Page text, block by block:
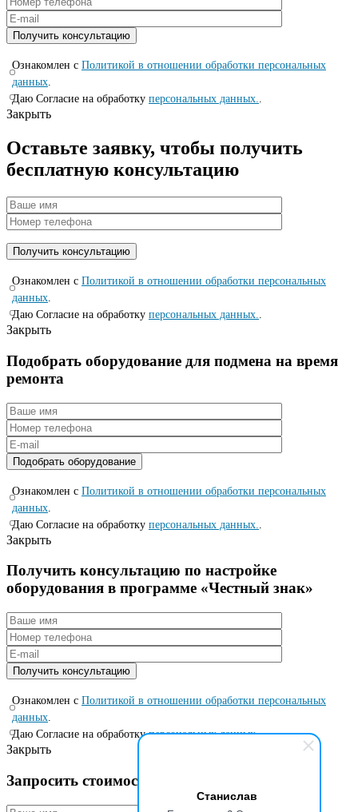
Станислав
Ознакомлен с Политикой в отношении обработки персональных
данных.
Даю Согласие на обработку персональных данных..
Закрыть
Оставьте заявку, чтобы получить
бесплатную консультацию
Ознакомлен с Политикой в отношении обработки персональных
данных.
Даю Согласие на обработку персональных данных..
Закрыть
Подобрать оборудование для подмена на время
ремонта
Ознакомлен с Политикой в отношении обработки персональных
данных
Даю Согласие на обработку персональных данных.
Закрыть
Получить консультацию по настройке
оборудования в программе «Честный знак»
Ознакомлен с Политикой в отношении обработки персональных
данных.
Даю Согласие на обработкуперсональных данных..
Закрыть
Запросить стоимость по специальной цене